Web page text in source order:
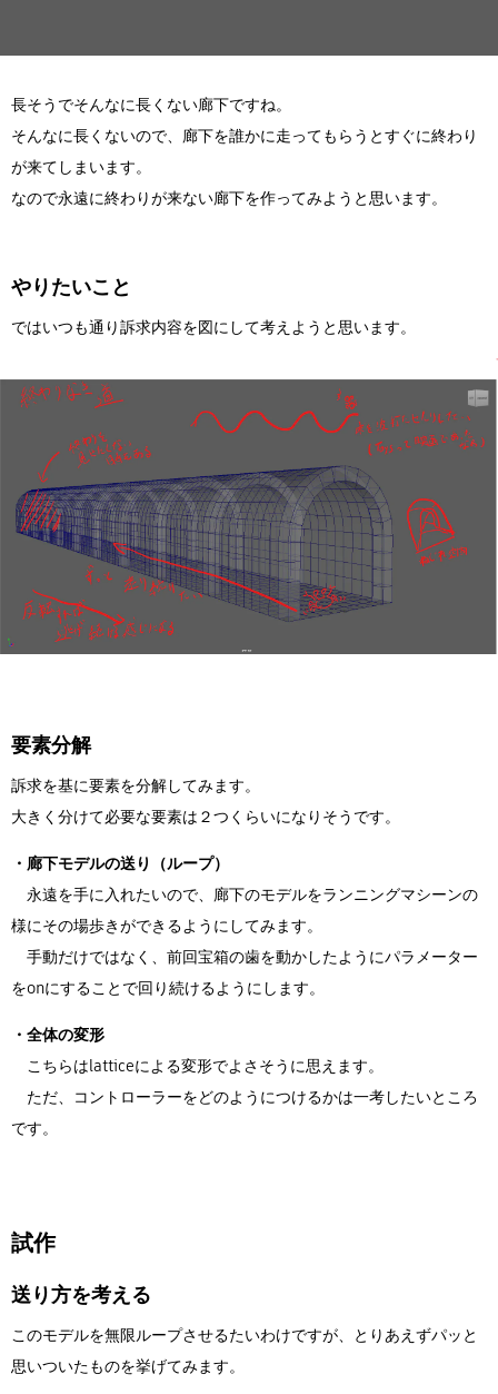
長そうでそんなに長くない廊下ですね。
そんなに長くないので、廊下を誰かに走ってもらうとすぐに終わり
が来てしまいます。
なので永遠に終わりが来ない廊下を作ってみようと思います。
やりたいこと
ではいつも通り訴求内容を図にして考えようと思います。
要素分解
訴求を基に要素を分解してみます。
大きく分けて必要な要素は２つくらいになりそうです。
・廊下モデルの送り（ループ）
永遠を手に入れたいので、廊下のモデルをランニングマシーンの
様にその場歩きができるようにしてみます。
手動だけではなく、前回宝箱の歯を動かしたようにパラメーター
をonにすることで回り続けるようにします。
・全体の変形
こちらはlatticeによる変形でよさそうに思えます。
ただ、コントローラーをどのようにつけるかは一考したいところ
です。
試作
送り方を考える
このモデルを無限ループさせるたいわけですが、とりあえずパッと
思いついたものを挙げてみます。